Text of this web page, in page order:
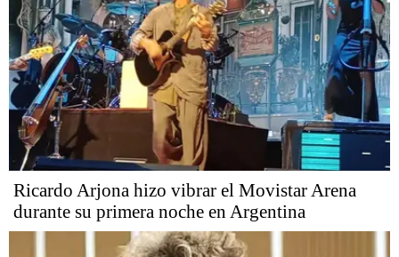
Ricardo Arjona hizo vibrar el Movistar Arena
durante su primera noche en Argentina